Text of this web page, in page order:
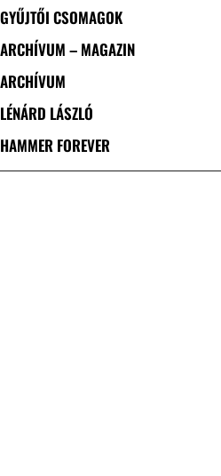
GYŰJTŐI CSOMAGOK
ARCHÍVUM – MAGAZIN
ARCHÍVUM
LÉNÁRD LÁSZLÓ
HAMMER FOREVER